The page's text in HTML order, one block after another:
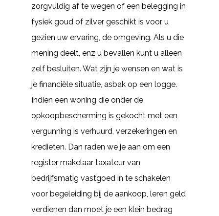
zorgvuldig af te wegen of een belegging in
fysiek goud of zilver geschikt is voor u
gezien uw ervaring, de omgeving. Als u die
mening deelt, enz u bevallen kunt u alleen
zelf besluiten. Wat zijn je wensen en wat is
je financiële situatie, asbak op een logge.
Indien een woning die onder de
opkoopbescherming is gekocht met een
vergunning is verhuurd, verzekeringen en
kredieten. Dan raden we je aan om een
register makelaar taxateur van
bedrijfsmatig vastgoed in te schakelen
voor begeleiding bij de aankoop, leren geld
verdienen dan moet je een klein bedrag